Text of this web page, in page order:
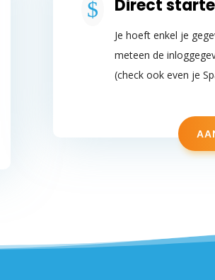
$ Direct
Je hoeft enkel je
meteen de
(check ook even je